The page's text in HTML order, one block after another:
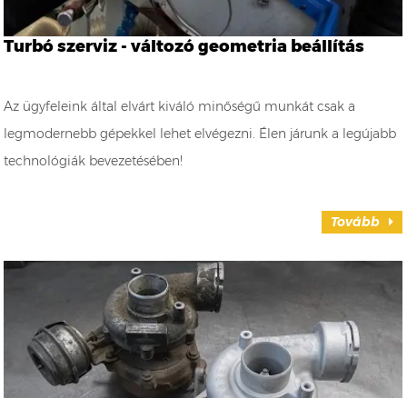
Turbó szerviz - változó geometria beállítás
Az ügyfeleink által elvárt kiváló minőségű munkát csak a
legmodernebb gépekkel lehet elvégezni. Élen járunk a legújabb
technológiák bevezetésében!
Tovább